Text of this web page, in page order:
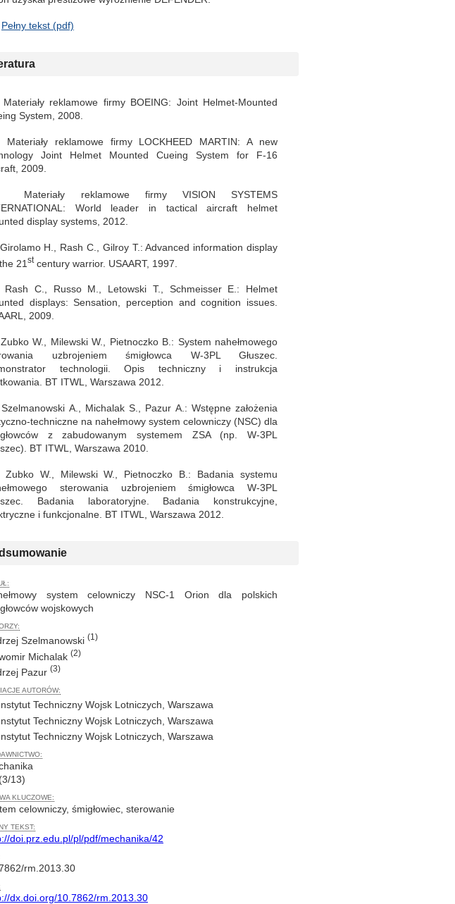
Pełny tekst (pdf)
reklamowe firmy BOEING: Joint Helmet-Mounted
System, 2008.
reklamowe firmy LOCKHEED MARTIN: A new
Joint Helmet Mounted Cueing System for F-16
2009.
reklamowe firmy VISION SYSTEMS
World leader in tactical aircraft helmet
display systems, 2012.
H., Rash C., Gilroy T.: Advanced information display
21 stcentury warrior. USAART, 1997.
C., Russo M., Letowski T., Schmeisser E.: Helmet
displays: Sensation, perception and cognition issues.
2009.
W., Milewski W., Pietnoczko B.: System nahełmowego
uzbrojeniem śmigłowca W-3PL Głuszec.
technologii. Opis techniczny i instrukcja
BT ITWL, Warszawa 2012.
A., Michalak S., Pazur A.: Wstępne założenia
techniczne na nahełmowy system celowniczy (NSC) dla
z zabudowanym systemem ZSA (np. W-3PL
BT ITWL, Warszawa 2010.
W., Milewski W., Pietnoczko B.: Badania systemu
sterowania uzbrojeniem śmigłowca W-3PL
Badania laboratoryjne. Badania konstrukcyjne,
i funkcjonalne. BT ITWL, Warszawa 2012.
system celowniczy NSC-1 Orion dla polskich
wojskowych
Szelmanowski (1)
Michalak (2)
Pazur (3)
AUTORÓW:
Techniczny Wojsk Lotniczych, Warszawa
Techniczny Wojsk Lotniczych, Warszawa
Techniczny Wojsk Lotniczych, Warszawa
13)
KLUCZOWE:
celowniczy, śmigłowiec, sterowanie
TEKST:
doi.prz.edu.pl/pl/pdf/mechanika/42
rm.2013.30
dx.doi.org/10.7862/rm.2013.30